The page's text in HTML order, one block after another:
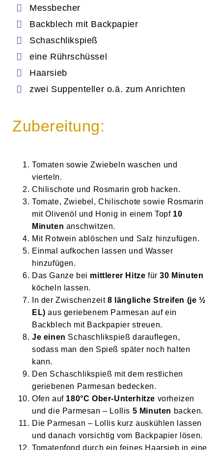
Messbecher
Backblech mit Backpapier
Schaschlikspieß
eine Rührschüssel
Haarsieb
zwei Suppenteller o.ä. zum Anrichten
Zubereitung:
Tomaten sowie Zwiebeln waschen und
vierteln.
Chilischote und Rosmarin grob hacken.
Tomate, Zwiebel, Chilischote sowie Rosmarin
mit Olivenöl und Honig in einem Topf 10
Minuten anschwitzen.
Mit Rotwein ablöschen und Salz hinzufügen.
Einmal aufkochen lassen und Wasser
hinzufügen.
Das Ganze bei mittlerer Hitzefür 30 Minuten
köcheln lassen.
In der Zwischenzeit 8 längliche Streifen (je ½
EL) aus geriebenem Parmesan auf ein
Backblech mit Backpapier streuen.
Je einen Schaschlikspieß darauflegen,
sodass man den Spieß später noch halten
kann.
Den Schaschlikspieß mit dem restlichen
geriebenen Parmesan bedecken.
Ofen auf 180°C Ober-Unterhitze vorheizen
und die Parmesan – Lollis 5 Minuten backen.
Die Parmesan – Lollis kurz auskühlen lassen
und danach vorsichtig vom Backpapier lösen.
Tomatenfond durch ein feines Haarsieb in eine